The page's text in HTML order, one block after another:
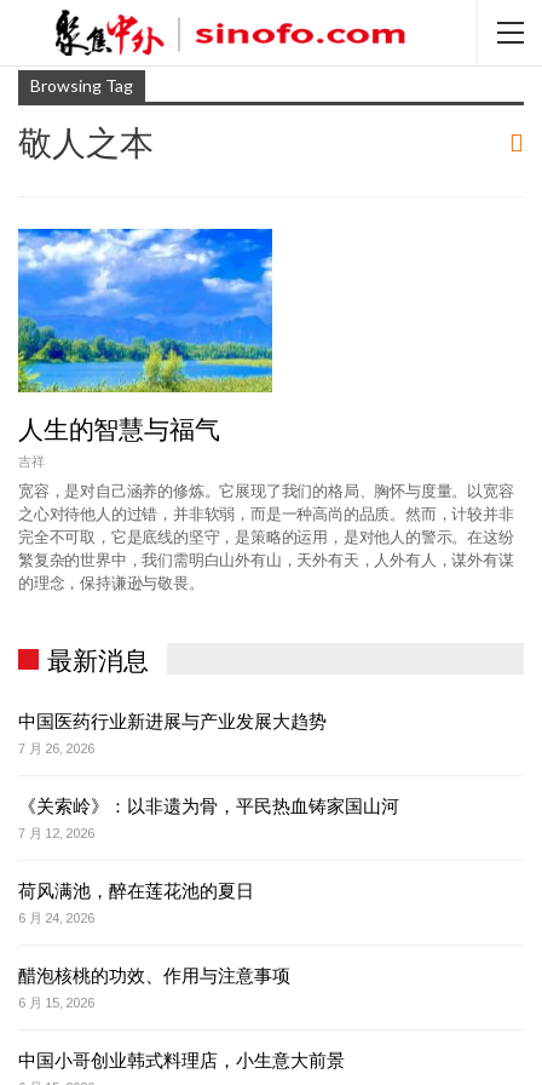
Browsing Tag
敬人之本
人生的智慧与福气
吉祥
宽容，是对自己涵养的修炼。它展现了我们的格局、胸怀与度量。以宽容
之心对待他人的过错，并非软弱，而是一种高尚的品质。然而，计较并非
完全不可取，它是底线的坚守，是策略的运用，是对他人的警示。在这纷
繁复杂的世界中，我们需明白山外有山，天外有天，人外有人，谋外有谋
的理念，保持谦逊与敬畏。
最新消息
中国医药行业新进展与产业发展大趋势
7 月 26, 2026
《关索岭》：以非遗为骨，平民热血铸家国山河
7 月 12, 2026
荷风满池，醉在莲花池的夏日
6 月 24, 2026
醋泡核桃的功效、作用与注意事项
6 月 15, 2026
中国小哥创业韩式料理店，小生意大前景